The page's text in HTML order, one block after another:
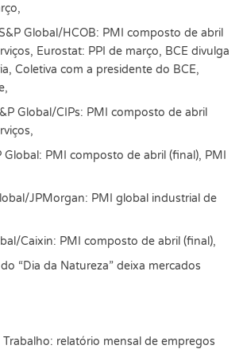
Global/HCOB: PMI composto de abril
Eurostat: PPI de março, BCE divulga
Coletiva com a presidente do BCE,
Global/CIPs: PMI composto de abril
Global: PMI composto de abril (final), PMI
JPMorgan: PMI global industrial de
Caixin: PMI composto de abril (final),
“Dia da Natureza” deixa mercados
relatório mensal de empregos